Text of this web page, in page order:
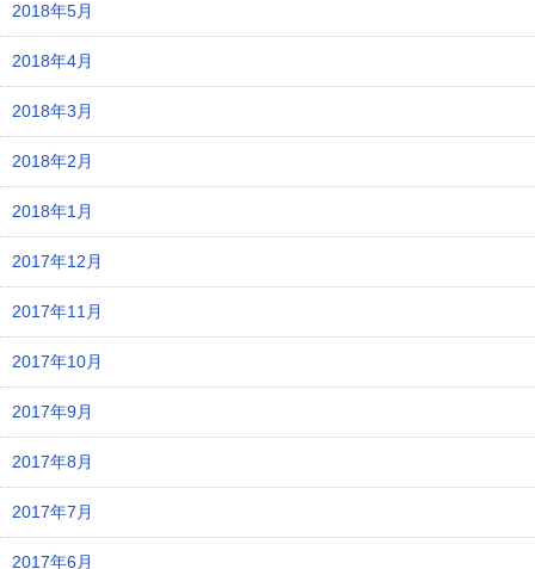
2018年5月
2018年4月
2018年3月
2018年2月
2018年1月
2017年12月
2017年11月
2017年10月
2017年9月
2017年8月
2017年7月
2017年6月